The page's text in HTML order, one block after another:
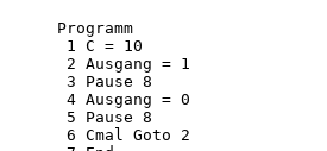
Programm
1 C = 10
2 Ausgang = 1
3 Pause 8
4 Ausgang = 0
5 Pause 8
6 Cmal Goto 2